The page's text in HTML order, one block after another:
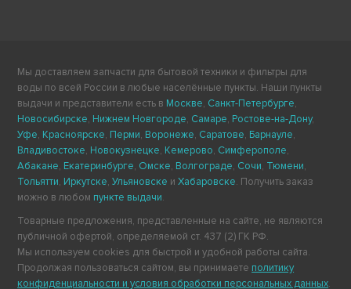
Мы доставляем запчасти для бытовой техники и фильтры для
воды по всей России в любые населённые пункты. Наши пункты
выдачи и представители есть в Москве, Санкт-Петербурге,
Новосибирске, Нижнем Новгороде, Самаре, Ростове-на-Дону,
Уфе, Красноярске, Перми, Воронеже, Саратове, Барнауле,
Владивостоке, Новокузнецке, Кемерово, Симферополе,
Абакане, Екатеринбурге, Омске, Волгограде, Сочи, Тюмени,
Тольятти, Иркутске,Ульяновске иХабаровске. Получить заказ
можно в любом пункте выдачи.
Товарные предложения, представленные на сайте, не являются
публичной офертой, определяемой ст. 437 (2) ГК РФ.
Мы используем cookies для быстрой и удобной работы сайта.
Продолжая пользоваться сайтом, вы принимаете политику
конфиденциальности и условия обработки персональных данных.